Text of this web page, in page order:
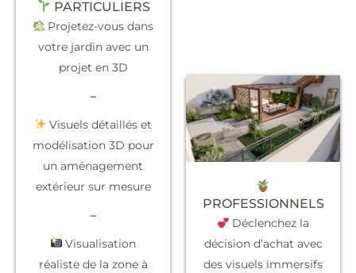
PARTICULIERS
Projetez-vous dans
votre jardin avec un
projet en 3D
–
Visuels détaillés et
modélisation 3D pour
un aménagement
extérieur sur mesure
–
Visualisation
réaliste de la zone à
PROFESSIONNELS
Déclenchez la
décision d’achat avec
des visuels immersifs